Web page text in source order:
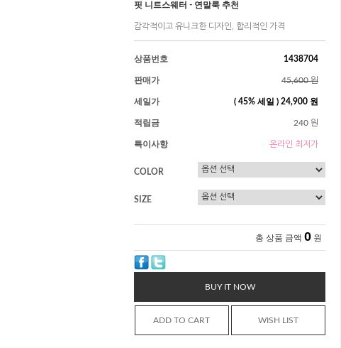
핏 니트스웨터 - 연말룩 추천
감각적이고 유니크한 디자인, 합리적인 가격
상품번호 1438704
판매가 45,600 원
세일가 ( 45% 세일 ) 24,900 원
적립금 240 원
특이사항 온라인 최저가
COLOR
SIZE
총 상품 금액 0 원
BUY IT NOW
ADD TO CART WISH LIST